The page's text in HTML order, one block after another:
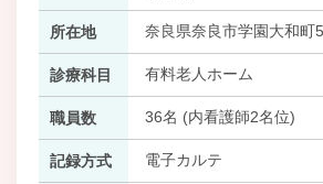
所在地 奈良県奈良市学園大和町
診療科目 有料老人ホーム
職員数 36名 (内看護師2名位)
記録方式 電子カルテ